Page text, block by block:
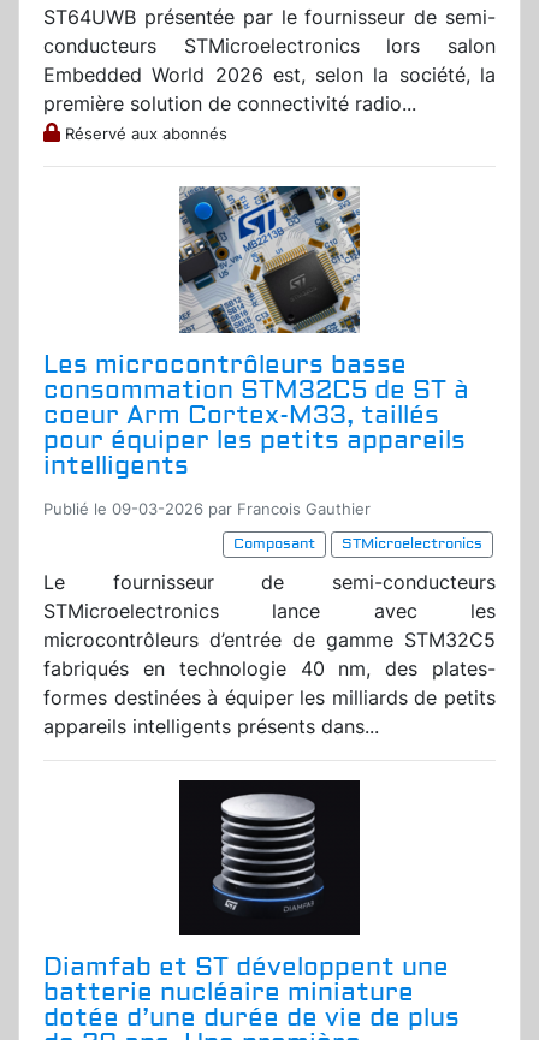
ST64UWB présentée par le fournisseur de semi-
conducteurs STMicroelectronics lors salon
Embedded World 2026 est, selon la société, la
première solution de connectivité radio...
Réservé aux abonnés
Les microcontrôleurs basse
consommation STM32C5 de ST à
coeur Arm Cortex-M33, taillés
pour équiper les petits appareils
intelligents
Publié le 09-03-2026 par Francois Gauthier
Composant
STMicroelectronics
Le fournisseur de semi-conducteurs
STMicroelectronics lance avec les
microcontrôleurs d’entrée de gamme STM32C5
fabriqués en technologie 40 nm, des plates-
formes destinées à équiper les milliards de petits
appareils intelligents présents dans...
Diamfab et ST développent une
batterie nucléaire miniature
dotée d’une durée de vie de plus